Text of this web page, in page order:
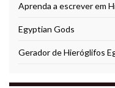
Aprenda a escrever em
Egyptian Gods
Gerador de Hieróglifos